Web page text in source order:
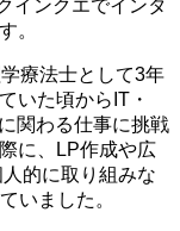
インクエでインタ
。
療法士として3年
いた頃からIT・
関わる仕事に挑戦
に、LP作成や広
的に取り組みな
いました。